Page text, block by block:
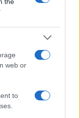
web or
to